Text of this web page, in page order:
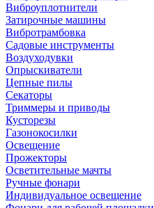
Виброуплотнители
Затирочные машины
Вибротрамбовка
Садовые инструменты
Воздуходувки
Опрыскиватели
Цепные пилы
Секаторы
Триммеры и приводы
Кусторезы
Газонокосилки
Освещение
Прожекторы
Осветительные мачты
Ручные фонари
Индивидуальное освещение